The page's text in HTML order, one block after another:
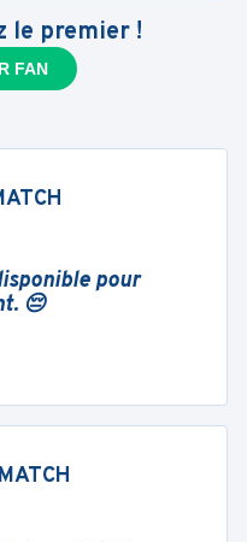
le premier !
FAN
pour
😔